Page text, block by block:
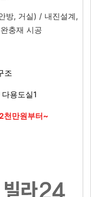
방, 거실) / 내진설계,
충재 시공
조
용도실1
천만원부터~